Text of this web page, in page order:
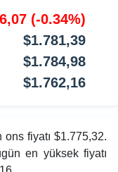
(-0.34%)
$1.781,39
$1.784,98
$1.762,16
ons fiyatı $1.775,32.
en yüksek fiyatı